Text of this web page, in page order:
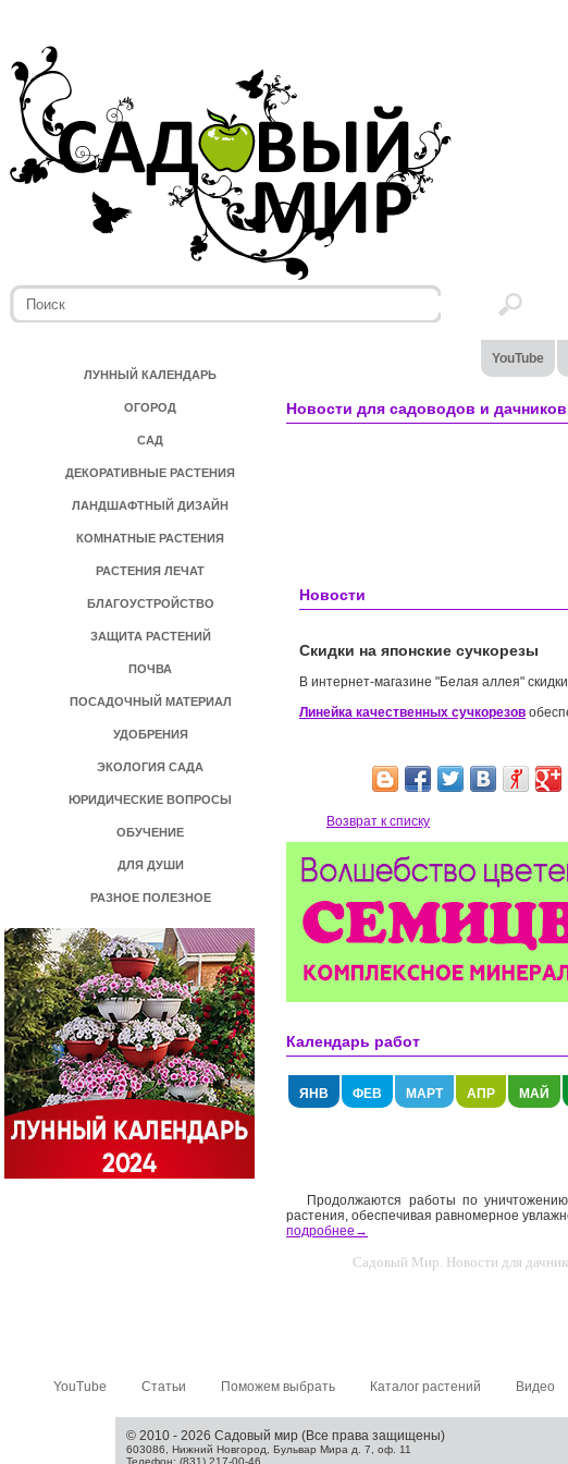
ЛУННЫЙ КАЛЕНДАРЬ
ОГОРОД
САД
ДЕКОРАТИВНЫЕ РАСТЕНИЯ
ЛАНДШАФТНЫЙ ДИЗАЙН
КОМНАТНЫЕ РАСТЕНИЯ
РАСТЕНИЯ ЛЕЧАТ
БЛАГОУСТРОЙСТВО
ЗАЩИТА РАСТЕНИЙ
ПОЧВА
ПОСАДОЧНЫЙ МАТЕРИАЛ
УДОБРЕНИЯ
ЭКОЛОГИЯ САДА
ЮРИДИЧЕСКИЕ ВОПРОСЫ
ОБУЧЕНИЕ
ДЛЯ ДУШИ
РАЗНОЕ ПОЛЕЗНОЕ
YouTube
Новости для садоводов и
Новости
Скидки на японские сучкорезы
В интернет-магазине "Белая аллея"
Линейка качественных сучкорезов
Возврат к списку
Календарь работ
ЯНВ ФЕВ МАРТ АПР МАЙ
Продолжаются работы по уничтожению
растения, обеспечивая равномерное
подробнее→
Садовый Мир. Новости для
YouTube Статьи Поможем выбрать Каталог растений Видео
© 2010 - 2026 Садовый мир (Все права защищены)
603086, Нижний Новгород, Бульвар Мира д. 7, оф. 11
Телефон: (831) 217-00-46